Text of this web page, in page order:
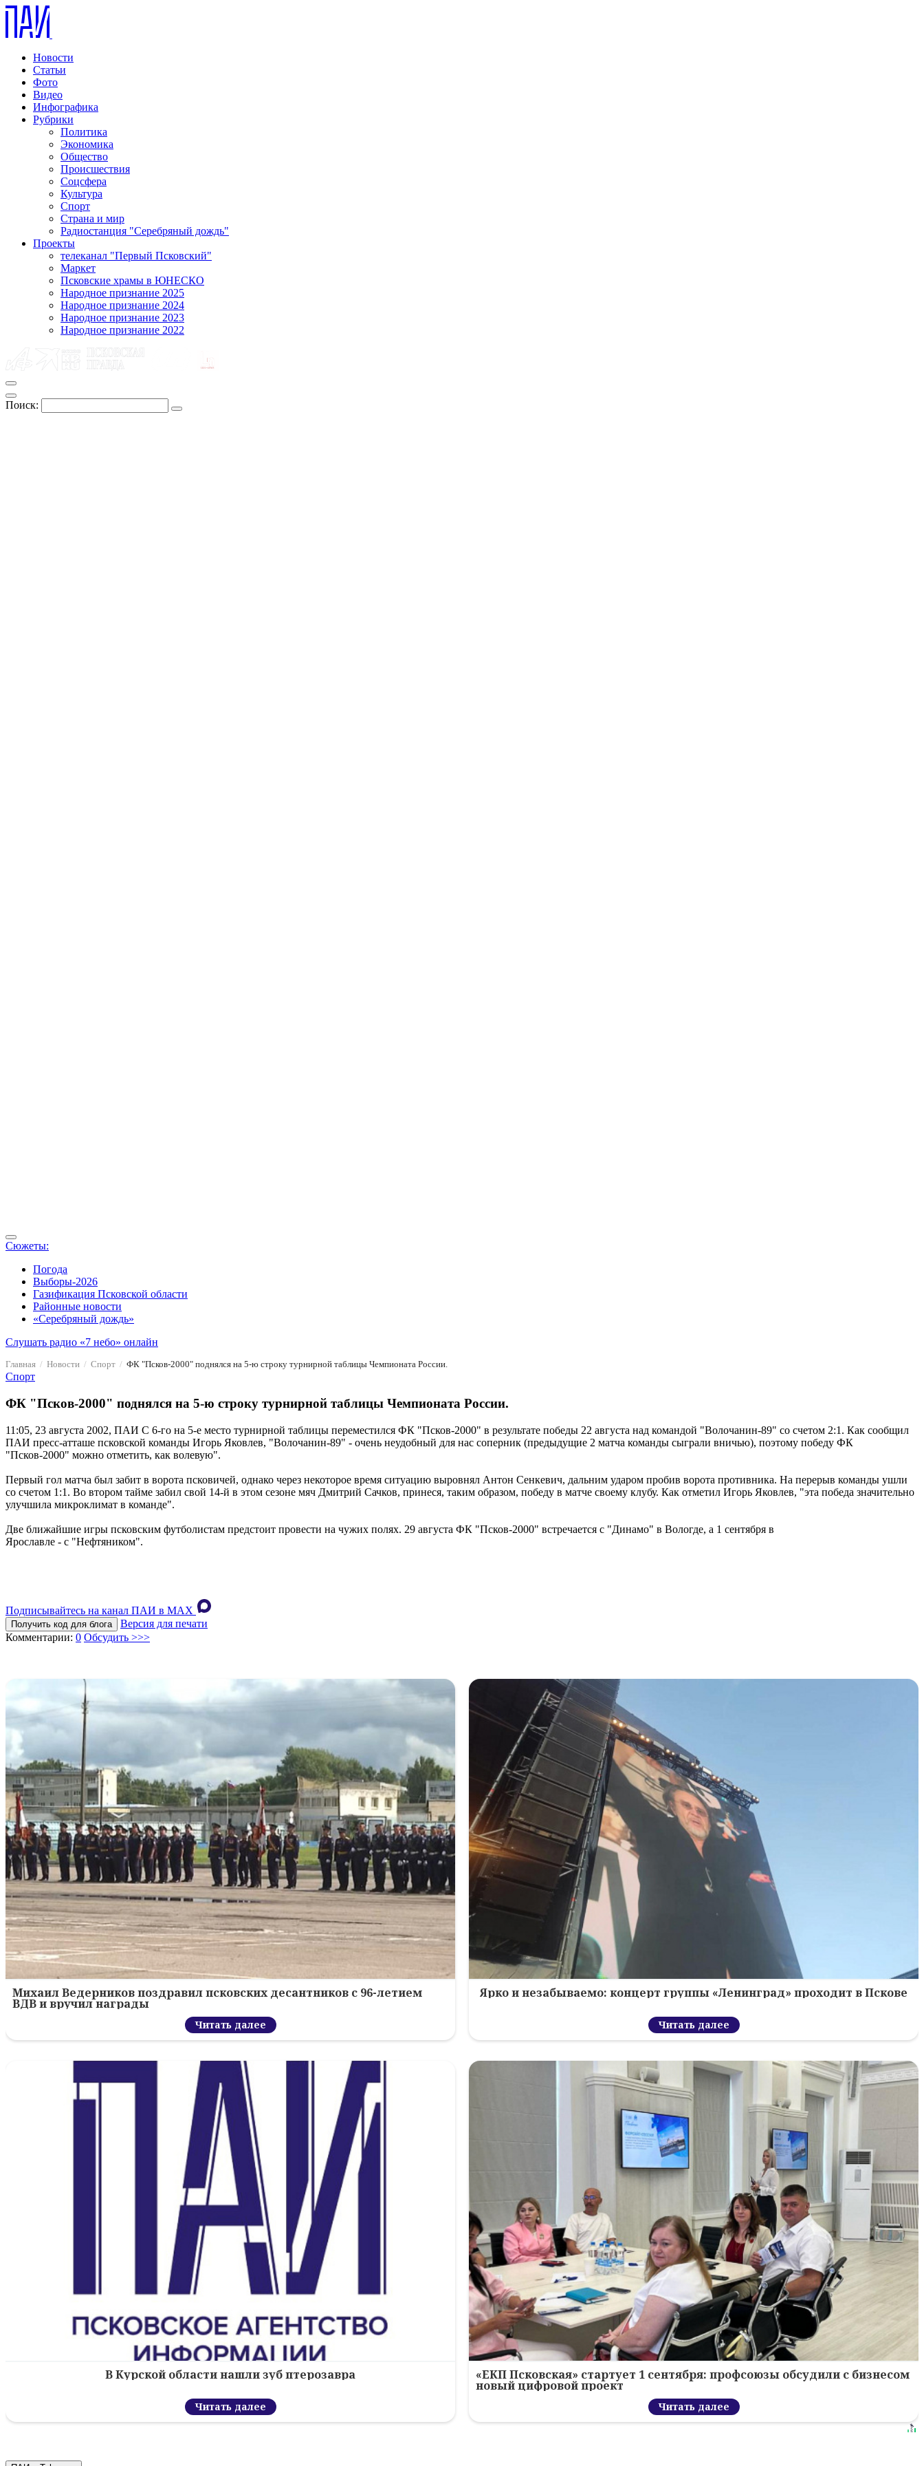
Новости
Статьи
Фото
Видео
Инфографика
Рубрики
Политика
Экономика
Общество
Происшествия
Соцсфера
Культура
Спорт
Страна и мир
Радиостанция "Серебряный дождь"
Проекты
телеканал "Первый Псковский"
Маркет
Псковские храмы в ЮНЕСКО
Народное признание 2025
Народное признание 2024
Народное признание 2023
Народное признание 2022
Поиск:
Сюжеты:
Погода
Выборы-2026
Газификация Псковской области
Районные новости
«Серебряный дождь»
Слушать радио «7 небо» онлайн
Главная Новости Спорт ФК "Псков-2000" поднялся на 5-ю строку турнирной таблицы Чемпионата России.
Спорт
ФК "Псков-2000" поднялся на 5-ю строку турнирной таблицы Чемпионата России.
11:05, 23 августа 2002, ПАИ С 6-го на 5-е место турнирной таблицы переместился ФК "Псков-2000" в результате победы 22 августа над командой "Волочанин-89" со счетом 2:1. Как сообщил
ПАИ пресс-атташе псковской команды Игорь Яковлев, "Волочанин-89" - очень неудобный для нас соперник (предыдущие 2 матча команды сыграли вничью), поэтому победу ФК
"Псков-2000" можно отметить, как волевую".
Первый гол матча был забит в ворота псковичей, однако через некоторое время ситуацию выровнял Антон Сенкевич, дальним ударом пробив ворота противника. На перерыв команды ушли
со счетом 1:1. Во втором тайме забил свой 14-й в этом сезоне мяч Дмитрий Сачков, принеся, таким образом, победу в матче своему клубу. Как отметил Игорь Яковлев, "эта победа значительно
улучшила микроклимат в команде".
Две ближайшие игры псковским футболистам предстоит провести на чужих полях. 29 августа ФК "Псков-2000" встречается с "Динамо" в Вологде, а 1 сентября в
Ярославле - с "Нефтяником".
Подписывайтесь на канал ПАИ в MAХ
Получить код для блога
Версия для печати
Комментарии: 0 Обсудить >>>
Михаил Ведерников поздравил псковских десантников с 96-летием
ВДВ и вручил награды
Читать далее
Ярко и незабываемо: концерт группы «Ленинград» проходит в Пскове
Читать далее
В Курской области нашли зуб птерозавра
Читать далее
«ЕКП Псковская» стартует 1 сентября: профсоюзы обсудили с бизнесом
новый цифровой проект
Читать далее